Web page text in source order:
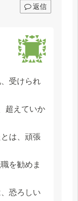
返信
受けられ
超えていか
は、頑張
を勧めま
恐ろしい